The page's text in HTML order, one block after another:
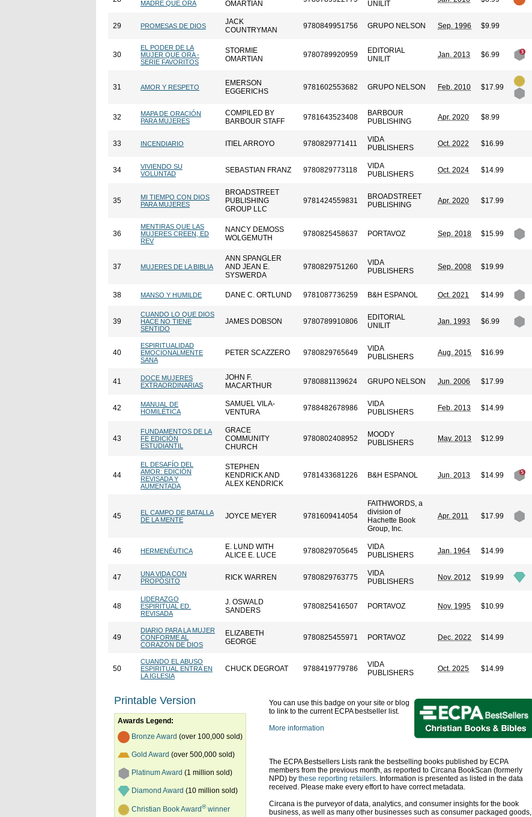
MADRE QUE ORA
OMARTIAN
UNILIT
29 PROMESAS DE DIOS
JACK
COUNTRYMAN
9780849951756 GRUPO NELSON Sep. 1996 $9.99
30
EL PODER DE LA
MUJER QUE ORA -
SERIE FAVORITOS
STORMIE
OMARTIAN
9780789920959
EDITORIAL
UNILIT
Jan. 2013 $6.99
31 AMOR Y RESPETO
EMERSON
EGGERICHS
9781602553682 GRUPO NELSON Feb. 2010 $17.99
32
MAPA DE ORACIÓN
PARA MUJERES
COMPILED BY
BARBOUR STAFF
9781643523408
BARBOUR
PUBLISHING
Apr. 2020 $8.99
33 INCENDIARIO ITIEL ARROYO 9780829771411
VIDA
PUBLISHERS
Oct. 2022 $16.99
34
VIVIENDO SU
VOLUNTAD
SEBASTIAN FRANZ 9780829773118
VIDA
PUBLISHERS
Oct. 2024 $14.99
35
MI TIEMPO CON DIOS
PARA MUJERES
BROADSTREET
PUBLISHING
GROUP LLC
9781424559831
BROADSTREET
PUBLISHING
Apr. 2020 $17.99
36
MENTIRAS QUE LAS
MUJERES CREEN, ED
REV
NANCY DEMOSS
WOLGEMUTH
9780825458637 PORTAVOZ Sep. 2018 $15.99
37 MUJERES DE LA BIBLIA
ANN SPANGLER
AND JEAN E.
SYSWERDA
9780829751260
VIDA
PUBLISHERS
Sep. 2008 $19.99
38 MANSO Y HUMILDE DANE C. ORTLUND 9781087736259 B&H ESPANOL Oct. 2021 $14.99
39
CUANDO LO QUE DIOS
HACE NO TIENE
SENTIDO
JAMES DOBSON 9780789910806
EDITORIAL
UNILIT
Jan. 1993 $6.99
40
ESPIRITUALIDAD
EMOCIONALMENTE
SANA
PETER SCAZZERO 9780829765649
VIDA
PUBLISHERS
Aug. 2015 $16.99
41
DOCE MUJERES
EXTRAORDINARIAS
JOHN F.
MACARTHUR
9780881139624 GRUPO NELSON Jun. 2006 $17.99
42
MANUAL DE
HOMILÉTICA
SAMUEL VILA-
VENTURA
9788482678986
VIDA
PUBLISHERS
Feb. 2013 $14.99
43
FUNDAMENTOS DE LA
FE EDICIÓN
ESTUDIANTIL
GRACE
COMMUNITY
CHURCH
9780802408952
MOODY
PUBLISHERS
May. 2013 $12.99
44
EL DESAFÍO DEL
AMOR: EDICIÓN
REVISADA Y
AUMENTADA
STEPHEN
KENDRICK AND
ALEX KENDRICK
9781433681226 B&H ESPANOL Jun. 2013 $14.99
45
EL CAMPO DE BATALLA
DE LA MENTE
JOYCE MEYER 9781609414054
FAITHWORDS, a
division of
Hachette Book
Group, Inc.
Apr. 2011 $17.99
46 HERMENÉUTICA
E. LUND WITH
ALICE E. LUCE
9780829705645
VIDA
PUBLISHERS
Jan. 1964 $14.99
47
UNA VIDA CON
PROPÓSITO
RICK WARREN 9780829763775
VIDA
PUBLISHERS
Nov. 2012 $19.99
48
LIDERAZGO
ESPIRITUAL ED.
REVISADA
J. OSWALD
SANDERS
9780825416507 PORTAVOZ Nov. 1995 $10.99
49
DIARIO PARA LA MUJER
CONFORME AL
CORAZÓN DE DIOS
ELIZABETH
GEORGE
9780825455971 PORTAVOZ Dec. 2022 $14.99
50
CUANDO EL ABUSO
ESPIRITUAL ENTRA EN
LA IGLESIA
CHUCK DEGROAT 9788419779786
VIDA
PUBLISHERS
Oct. 2025 $14.99
Printable Version
Awards Legend:
Bronze Award (over 100,000 sold)
Gold Award (over 500,000 sold)
Platinum Award (1 million sold)
Diamond Award (10 million sold)
Christian Book Award®winner
You can use this badge on your site or blog
to link to the current ECPA bestseller list.
More information
The ECPA Bestsellers Lists rank the bestselling books published by ECPA
members from the previous month, as reported to Circana BookScan (formerly
NPD) by these reporting retailers. Information is presented as listed in the data
received. Please make every effort to have correct metadata.
Circana is the purveyor of data, analytics, and consumer insights for the book
business, as well as many other businesses such as consumer packaged goods,